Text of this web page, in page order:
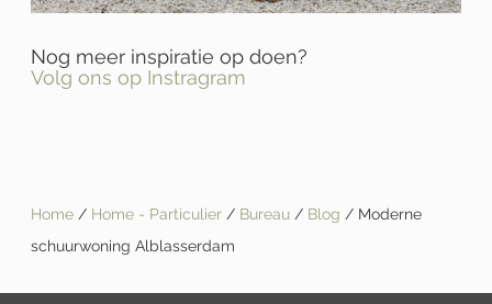
Nog meer inspiratie op doen?
Volg ons op Instragram
Home / Home - Particulier / Bureau / Blog / Moderne
schuurwoning Alblasserdam